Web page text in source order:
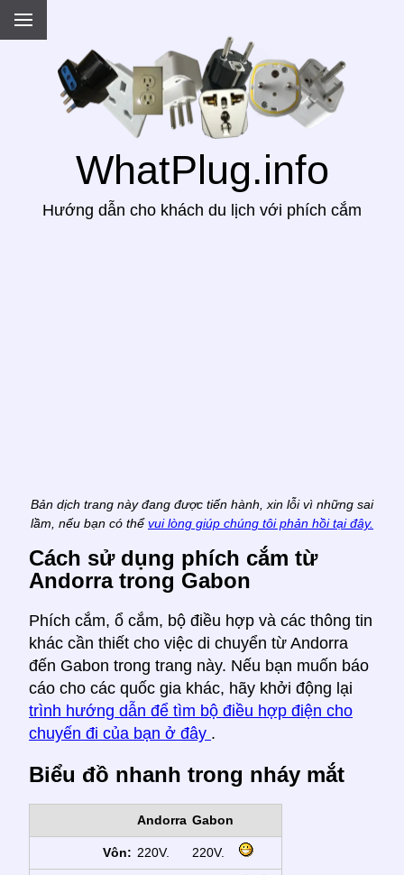
WhatPlug.info
Hướng dẫn cho khách du lịch với phích cắm
Bản dịch trang này đang được tiến hành, xin lỗi vì những sai
lầm, nếu bạn có thể vui lòng giúp chúng tôi phản hồi tại đây.
Cách sử dụng phích cắm từ
Andorra trong Gabon
Phích cắm, ổ cắm, bộ điều hợp và các thông tin
khác cần thiết cho việc di chuyển từ Andorra
đến Gabon trong trang này. Nếu bạn muốn báo
cáo cho các quốc gia khác, hãy khởi động lại
trình hướng dẫn để tìm bộ điều hợp điện cho
chuyến đi của bạn ở đây .
Biểu đồ nhanh trong nháy mắt
Andorra Gabon
Vôn: 220V. 220V.